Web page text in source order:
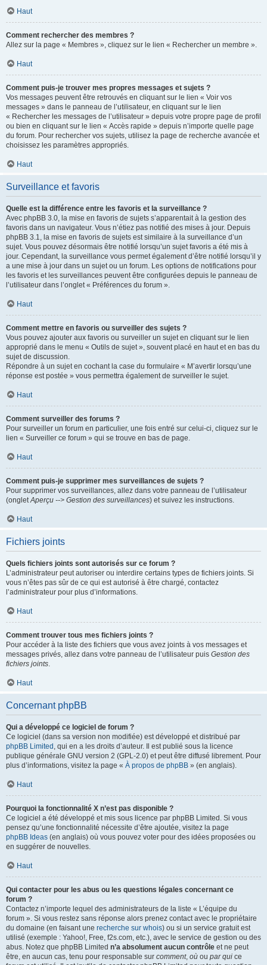
Haut
Comment rechercher des membres ?
Allez sur la page « Membres », cliquez sur le lien « Rechercher un membre ».
Haut
Comment puis-je trouver mes propres messages et sujets ?
Vos messages peuvent être retrouvés en cliquant sur le lien « Voir vos
messages » dans le panneau de l’utilisateur, en cliquant sur le lien
« Rechercher les messages de l’utilisateur » depuis votre propre page de profil
ou bien en cliquant sur le lien « Accès rapide » depuis n’importe quelle page
du forum. Pour rechercher vos sujets, utilisez la page de recherche avancée et
choisissez les paramètres appropriés.
Haut
Surveillance et favoris
Quelle est la différence entre les favoris et la surveillance ?
Avec phpBB 3.0, la mise en favoris de sujets s’apparentait à la gestion des
favoris dans un navigateur. Vous n’étiez pas notifié des mises à jour. Depuis
phpBB 3.1, la mise en favoris de sujets est similaire à la surveillance d’un
sujet. Vous pouvez désormais être notifié lorsqu’un sujet favoris a été mis à
jour. Cependant, la surveillance vous permet également d’être notifié lorsqu’il y
a une mise à jour dans un sujet ou un forum. Les options de notifications pour
les favoris et les surveillances peuvent être configurées depuis le panneau de
l’utilisateur dans l’onglet « Préférences du forum ».
Haut
Comment mettre en favoris ou surveiller des sujets ?
Vous pouvez ajouter aux favoris ou surveiller un sujet en cliquant sur le lien
approprié dans le menu « Outils de sujet », souvent placé en haut et en bas du
sujet de discussion.
Répondre à un sujet en cochant la case du formulaire « M’avertir lorsqu’une
réponse est postée » vous permettra également de surveiller le sujet.
Haut
Comment surveiller des forums ?
Pour surveiller un forum en particulier, une fois entré sur celui-ci, cliquez sur le
lien « Surveiller ce forum » qui se trouve en bas de page.
Haut
Comment puis-je supprimer mes surveillances de sujets ?
Pour supprimer vos surveillances, allez dans votre panneau de l’utilisateur
(ongletAperçu --> Gestion des surveillances) et suivez les instructions.
Haut
Fichiers joints
Quels fichiers joints sont autorisés sur ce forum ?
L’administrateur peut autoriser ou interdire certains types de fichiers joints. Si
vous n’êtes pas sûr de ce qui est autorisé à être chargé, contactez
l’administrateur pour plus d’informations.
Haut
Comment trouver tous mes fichiers joints ?
Pour accéder à la liste des fichiers que vous avez joints à vos messages et
messages privés, allez dans votre panneau de l’utilisateur puis Gestion des
fichiers joints.
Haut
Concernant phpBB
Qui a développé ce logiciel de forum ?
Ce logiciel (dans sa version non modifiée) est développé et distribué par
phpBB Limited , qui en a les droits d’auteur. Il est publié sous la licence
publique générale GNU version 2 (GPL-2.0) et peut être diffusé librement. Pour
plus d’informations, visitez la page « À propos de phpBB » (en anglais).
Haut
Pourquoi la fonctionnalité X n’est pas disponible ?
Ce logiciel a été développé et mis sous licence par phpBB Limited. Si vous
pensez qu’une fonctionnalité nécessite d’être ajoutée, visitez la page
phpBB Ideas (en anglais) où vous pouvez voter pour des idées proposées ou
en suggérer de nouvelles.
Haut
Qui contacter pour les abus ou les questions légales concernant ce
forum ?
Contactez n’importe lequel des administrateurs de la liste « L’équipe du
forum ». Si vous restez sans réponse alors prenez contact avec le propriétaire
du domaine (en faisant une recherche sur whois) ou si un service gratuit est
utilisé (exemple : Yahoo!, Free, f2s.com, etc.), avec le service de gestion ou des
abus. Notez que phpBB Limited n’a absolument aucun contrôle et ne peut
être, en aucun cas, tenu pour responsable sur comment, où ou par qui ce